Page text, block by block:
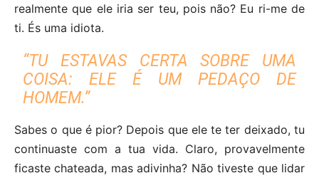
realmente que ele iria ser teu, pois não? Eu ri-me de
ti. És uma idiota.
“TU ESTAVAS CERTA SOBRE UMA
COISA: ELE É UM PEDAÇO DE
HOMEM.”
Sabes o que é pior? Depois que ele te ter deixado, tu
continuaste com a tua vida. Claro, provavelmente
ficaste chateada, mas adivinha? Não tiveste que lidar